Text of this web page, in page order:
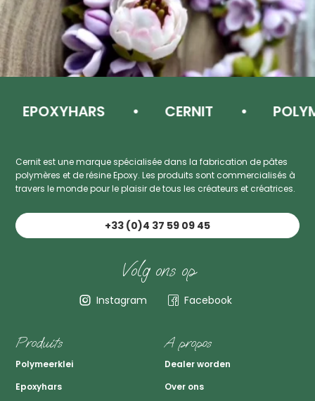
EPOXYHARS CERNIT
Cernit est une marque spécialisée dans la fabrication de pâtes
polymères et de résine Epoxy. Les produits sont commercialisés à
travers le monde pour le plaisir de tous les créateurs et créatrices.
+33 (0)4 37 59 09 45
Volg ons op
Instagram Facebook
Produits
Polymeerklei
Epoxyhars
A propos
Dealer worden
Over ons